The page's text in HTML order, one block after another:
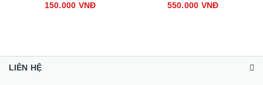
150.000 VNĐ
550.000 VNĐ
LIÊN HỆ